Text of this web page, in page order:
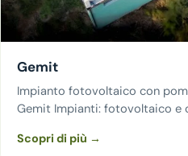
Gemit
Impianto fotovoltaico con
Gemit Impianti: fotovoltaico e
Scopri di più →